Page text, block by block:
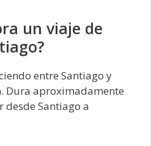
un viaje de
entre Santiago y
Dura aproximadamente
Santiago a